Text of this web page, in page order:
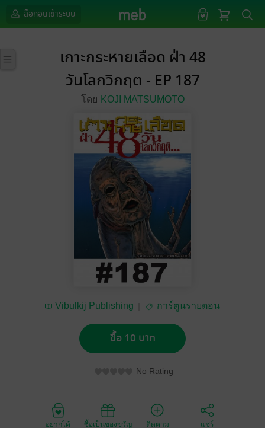
ล็อกอินเข้าระบบ
เกาะกระหายเลือด ฝ่า 48
วันโลกวิกฤต - EP 187
โดย KOJI MATSUMOTO
Vibulkij Publishing การ์ตูนรายตอน
ซื้อ 10 บาท
No Rating
อยากได้ ซื้อเป็นของขวัญ ติดตาม แชร์